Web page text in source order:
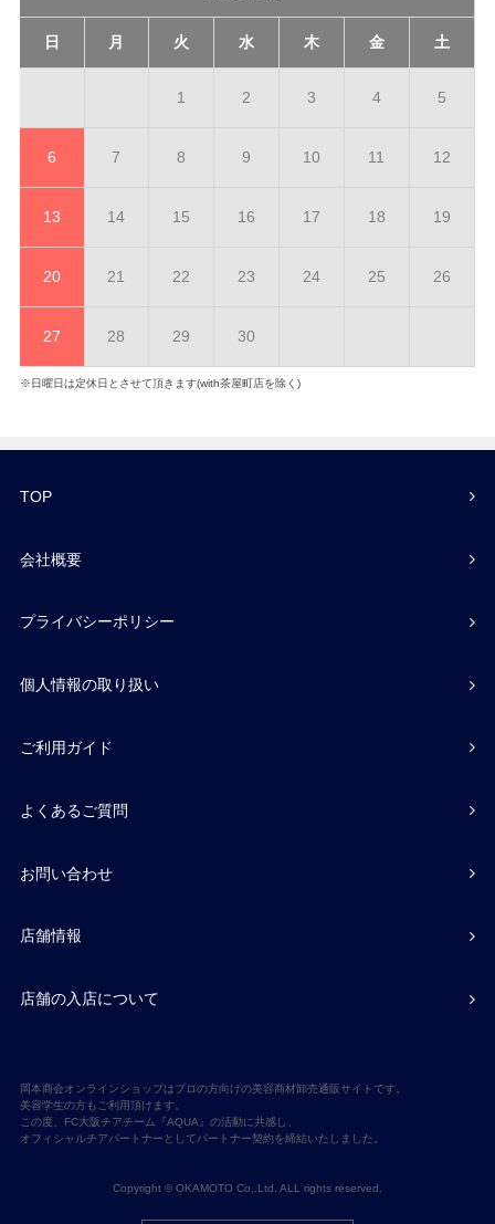
日 月 火 水 木 金 土
1 2 3 4 5
6 7 8 9 10 11 12
13 14 15 16 17 18 19
20 21 22 23 24 25 26
27 28 29 30
※日曜日は定休日とさせて頂きます(with茶屋町店を除く)
TOP
会社概要
プライバシーポリシー
個人情報の取り扱い
ご利用ガイド
よくあるご質問
お問い合わせ
店舗情報
店舗の入店について
岡本商会オンラインショップはプロの方向けの美容商材卸売通販サイトです。
美容学生の方もご利用頂けます。
この度、FC大阪チアチーム『AQUA』の活動に共感し、
オフィシャルチアパートナーとしてパートナー契約を締結いたしました。
Copyright © OKAMOTO Co,.Ltd. ALL rights reserved.